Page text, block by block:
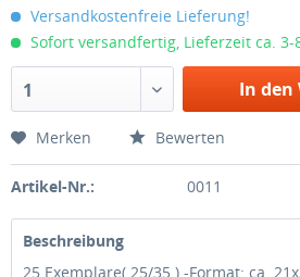
Versandkostenfreie Lieferung!
Sofort versandfertig, Lieferzeit ca. 3-
1 In den
Merken Bewerten
Artikel-Nr.: 0011
Beschreibung
25 Exemplare( 25/35 ) -Format: ca.